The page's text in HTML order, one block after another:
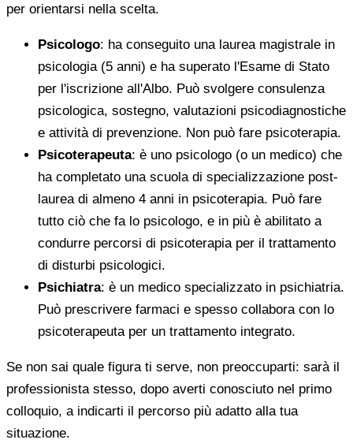
per orientarsi nella scelta.
Psicologo: ha conseguito una laurea magistrale in
psicologia (5 anni) e ha superato l'Esame di Stato
per l'iscrizione all'Albo. Può svolgere consulenza
psicologica, sostegno, valutazioni psicodiagnostiche
e attività di prevenzione. Non può fare psicoterapia.
Psicoterapeuta: è uno psicologo (o un medico) che
ha completato una scuola di specializzazione post-
laurea di almeno 4 anni in psicoterapia. Può fare
tutto ciò che fa lo psicologo, e in più è abilitato a
condurre percorsi di psicoterapia per il trattamento
di disturbi psicologici.
Psichiatra: è un medico specializzato in psichiatria.
Può prescrivere farmaci e spesso collabora con lo
psicoterapeuta per un trattamento integrato.
Se non sai quale figura ti serve, non preoccuparti: sarà il
professionista stesso, dopo averti conosciuto nel primo
colloquio, a indicarti il percorso più adatto alla tua
situazione.